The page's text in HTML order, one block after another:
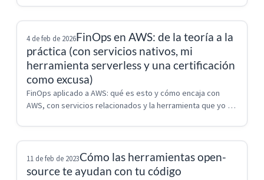
4 de feb de 2026FinOps en AWS: de la teoría a la
práctica (con servicios nativos, mi
herramienta serverless y una certificación
como excusa)
FinOps aplicado a AWS: qué es esto y cómo encaja con
AWS, con servicios relacionados y la herramienta que yo
11 de feb de 2023Cómo las herramientas open-
source te ayudan con tu código